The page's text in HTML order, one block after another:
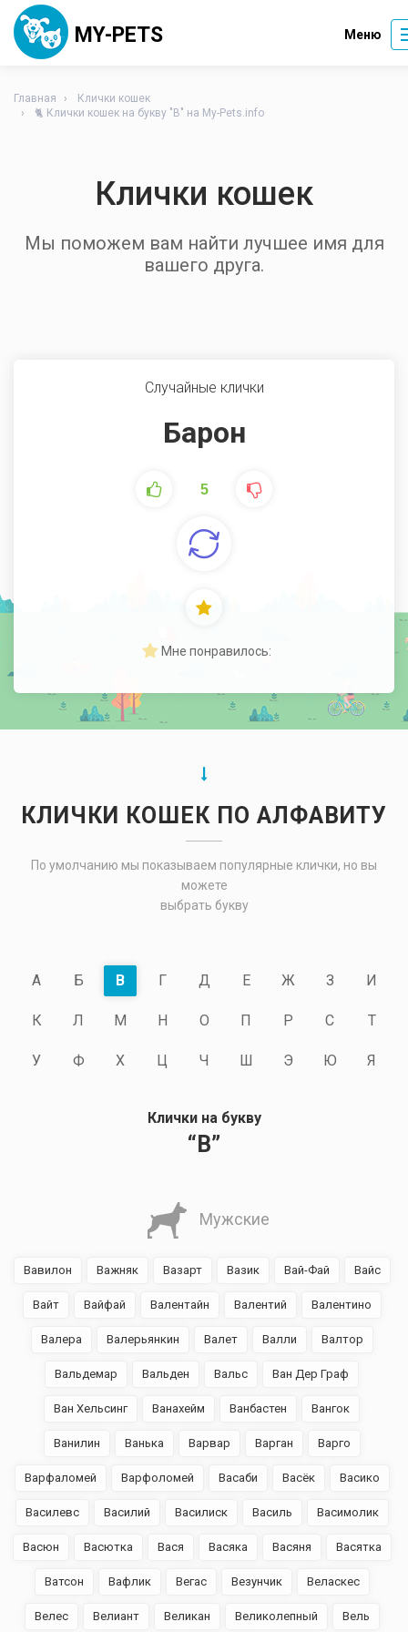
MY-PETS Меню
Главная
Клички кошек
🐈 Клички кошек на букву "В" на My-Pets.info
Клички кошек
Мы поможем вам найти лучшее имя для
вашего друга.
Случайные клички
Барон
5
Мне понравилось:
КЛИЧКИ КОШЕК ПО АЛФАВИТУ
По умолчанию мы показываем популярные клички, но вы
можете
выбрать букву
А Б В Г Д Е Ж З И
К Л М Н О П Р С Т
У Ф Х Ц Ч Ш Э Ю Я
Клички на букву
“В”
Мужские
Вавилон Важняк Вазарт Вазик Вай-Фай Вайс
Вайт Вайфай Валентайн Валентий Валентино
Валера Валерьянкин Валет Валли Валтор
Вальдемар Вальден Вальс Ван Дер Граф
Ван Хельсинг Ванахейм Ванбастен Вангок
Ванилин Ванька Варвар Варган Варго
Варфаломей Варфоломей Васаби Васёк Васико
Василевс Василий Василиск Василь Васимолик
Васюн Васютка Вася Васяка Васяня Васятка
Ватсон Вафлик Вегас Везунчик Веласкес
Велес Велиант Великан Великолепный Вель